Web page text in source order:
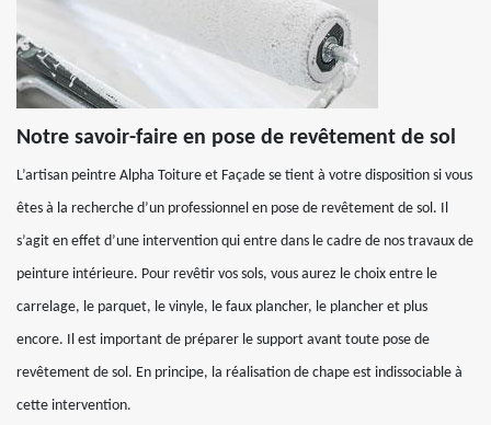
Notre savoir-faire en pose de revêtement de sol
L’artisan peintre Alpha Toiture et Façade se tient à votre disposition si vous
êtes à la recherche d’un professionnel en pose de revêtement de sol. Il
s’agit en effet d’une intervention qui entre dans le cadre de nos travaux de
peinture intérieure. Pour revêtir vos sols, vous aurez le choix entre le
carrelage, le parquet, le vinyle, le faux plancher, le plancher et plus
encore. Il est important de préparer le support avant toute pose de
revêtement de sol. En principe, la réalisation de chape est indissociable à
cette intervention.